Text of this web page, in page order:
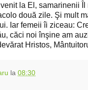
la El, samarinenii Îl
două zile. Şi mult
Iar femeii îi ziceau:
căci noi înşine am
Hristos,
la 08:30